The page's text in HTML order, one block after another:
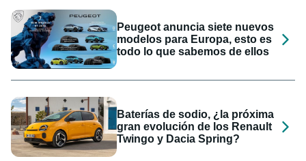
Peugeot anuncia siete nuevos
modelos para Europa, esto es
todo lo que sabemos de ellos
Baterías de sodio, ¿la próxima
gran evolución de los Renault
Twingo y Dacia Spring?